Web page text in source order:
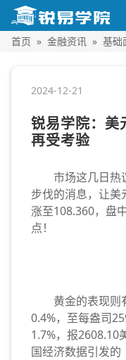
首页 » 金融资讯 » 基础
2024-12-21
锐易学院：美
再受考验
市场这几日热
步伐的消息，让美
涨至108.360，盘
点！
黄金的表现则
0.4%，至每盎司
1.7%，报2608.10
国经济数据引发